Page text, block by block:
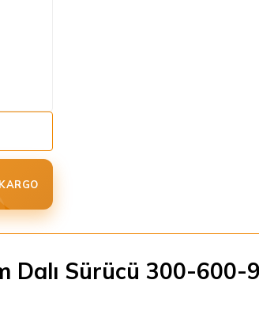
Dalı Sürücü 300-